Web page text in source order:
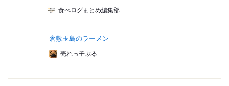
食べログまとめ編集部
倉敷玉島のラーメン
売れっ子ぶる